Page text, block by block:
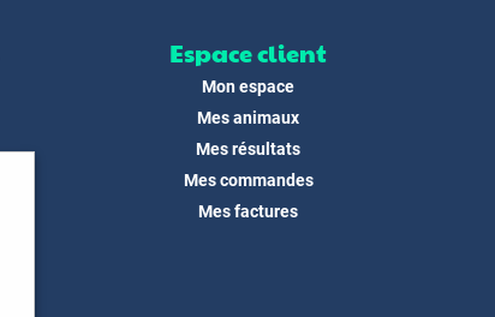
Espace client
Mon espace
Mes animaux
Mes résultats
Mes commandes
Mes factures